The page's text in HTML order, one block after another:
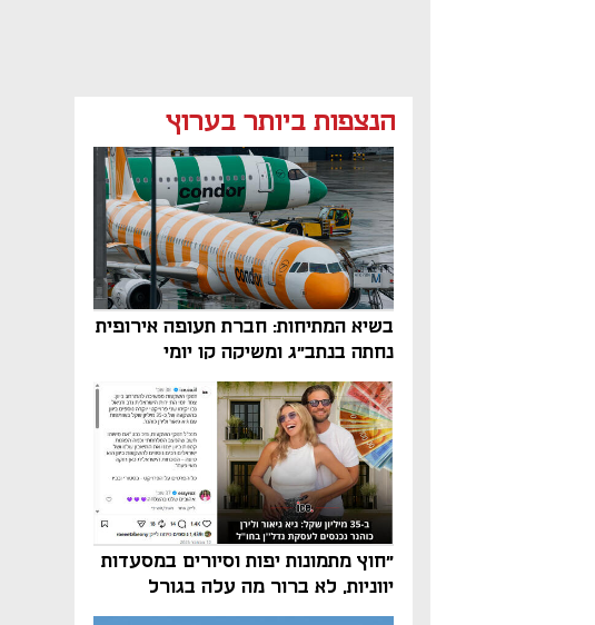
הנצפות ביותר בערוץ
בשיא המתיחות: חברת תעופה אירופית
נחתה בנתב"ג ומשיקה קו יומי
"חוץ מתמונות יפות וסיורים במסעדות
יווניות, לא ברור מה עלה בגורל
פרויקט הנדל"ן"